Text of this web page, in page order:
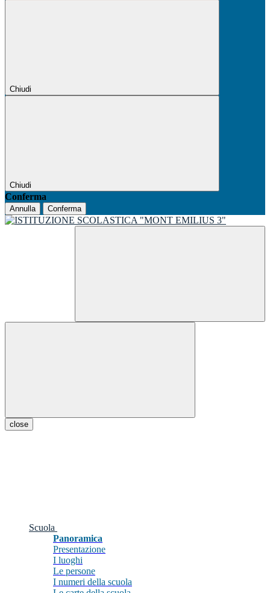
Chiudi
Chiudi
Conferma
Annulla Conferma
close
Scuola
Panoramica
Presentazione
I luoghi
Le persone
I numeri della scuola